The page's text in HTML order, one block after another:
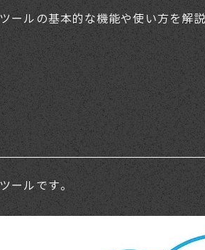
ールの基本的な機能や使い方を解説
ールです。